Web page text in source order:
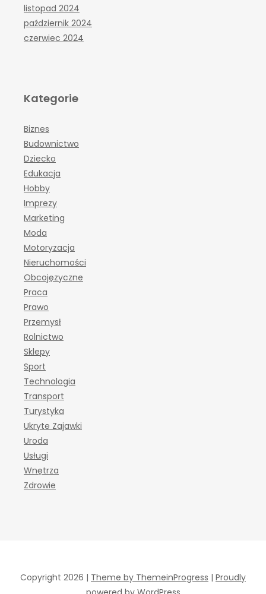
listopad 2024
październik 2024
czerwiec 2024
Kategorie
Biznes
Budownictwo
Dziecko
Edukacja
Hobby
Imprezy
Marketing
Moda
Motoryzacja
Nieruchomości
Obcojęzyczne
Praca
Prawo
Przemysł
Rolnictwo
Sklepy
Sport
Technologia
Transport
Turystyka
Ukryte Zajawki
Uroda
Usługi
Wnętrza
Zdrowie
Copyright 2026 | Theme by ThemeinProgress | Proudly